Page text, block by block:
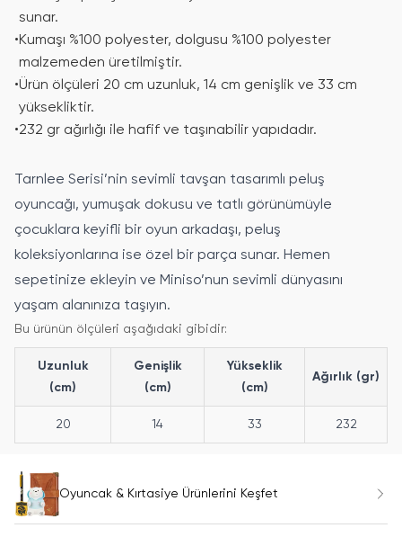
sunar.
•Kumaşı %100 polyester, dolgusu %100 polyester
malzemeden üretilmiştir.
•Ürün ölçüleri 20 cm uzunluk, 14 cm genişlik ve 33 cm
yüksekliktir.
•232 gr ağırlığı ile hafif ve taşınabilir yapıdadır.
Tarnlee Serisi’nin sevimli tavşan tasarımlı peluş
oyuncağı, yumuşak dokusu ve tatlı görünümüyle
çocuklara keyifli bir oyun arkadaşı, peluş
koleksiyonlarına ise özel bir parça sunar. Hemen
sepetinize ekleyin ve Miniso’nun sevimli dünyasını
yaşam alanınıza taşıyın.
Bu ürünün ölçüleri aşağıdaki gibidir:
Uzunluk
(cm)
Genişlik
(cm)
Yükseklik
(cm)
Ağırlık (gr)
20 14 33 232
Oyuncak & Kırtasiye Ürünlerini Keşfet